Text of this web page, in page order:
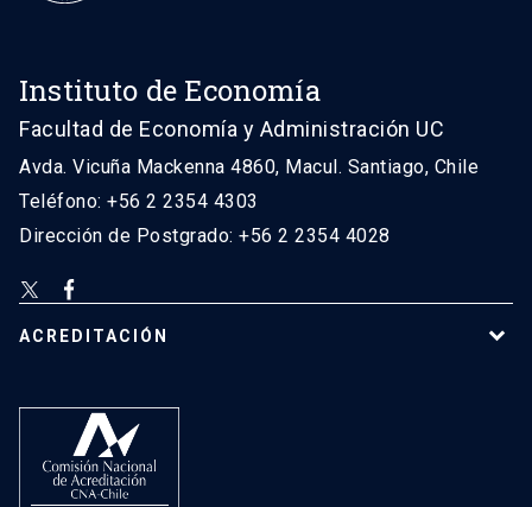
Instituto de Economía
Facultad de Economía y Administración UC
Avda. Vicuña Mackenna 4860, Macul. Santiago, Chile
Teléfono: +56 2 2354 4303
Dirección de Postgrado: +56 2 2354 4028
ACREDITACIÓN